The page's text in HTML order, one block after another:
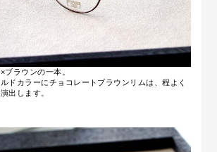
ブラウンの一本。
ドカラーにチョコレートブラウンリムは、程よく
出します。